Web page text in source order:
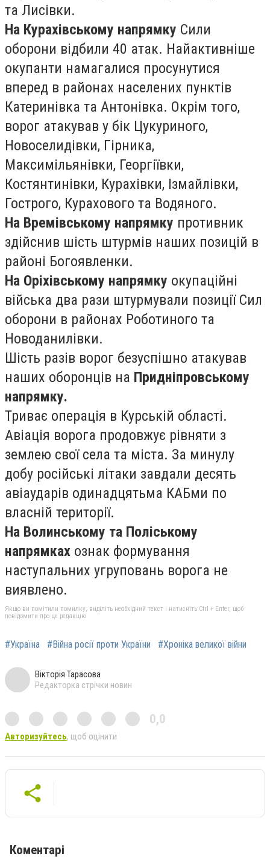
та Лисівки.
На Курахівському напрямку Сили
оборони відбили 40 атак. Найактивніше
окупанти намагалися просунутися
вперед в районах населених пунктів
Катеринівка та Антонівка. Окрім того,
ворог атакував у бік Цукуриного,
Новоселидівки, Гірника,
Максимільянівки, Георгіївки,
Костянтинівки, Курахівки, Ізмайлівки,
Гострого, Курахового та Водяного.
На Времівському напрямку противник
здійснив шість штурмів наших позицій в
районі Богоявленки.
На Оріхівському напрямку окупаційні
війська два рази штурмували позиції Сил
оборони в районах Роботиного та
Новоданилівки.
Шість разів ворог безуспішно атакував
наших оборонців на Придніпровському
напрямку.
Триває операція в Курській області.
Авіація ворога продовжує рівняти з
землею свої села та міста. За минулу
добу російські літаки завдали десять
авіаударів одинадцятьма КАБми по
власній території.
На Волинському та Поліському
напрямках ознак формування
наступальних угруповань ворога не
виявлено.
Якщо ви помітили помилку, виділіть необхідний текст і натисніть Ctrl + Enter, щоб
повідомити про це редакцію
#Україна #Війна росії проти України #Хроніка великої війни
Вікторія Тарасова
Редакторка стрічки новин
0,0
Авторизуйтесь, щоб оцінити
Коментарі